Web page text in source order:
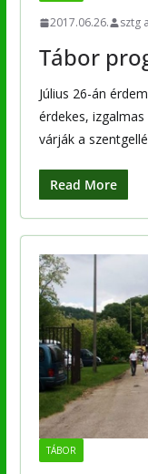
2017.06.26. sztg
Tábor
Július 26-án
érdekes,
várják a
Read More
TÁBOR